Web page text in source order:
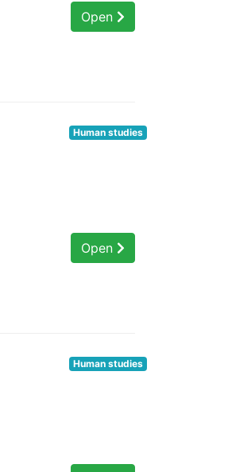
Open
Human studies
Open
Human studies